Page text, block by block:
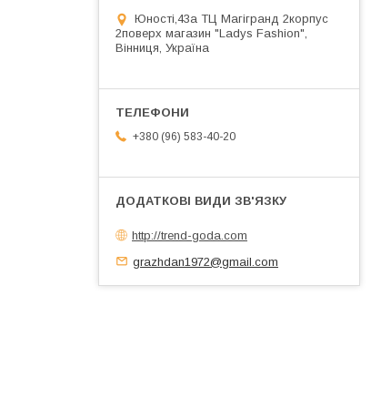
Юності,43а ТЦ Магігранд 2корпус
2поверх магазин "Ladys Fashion",
Вінниця, Україна
+380 (96) 583-40-20
http://trend-goda.com
grazhdan1972@gmail.com